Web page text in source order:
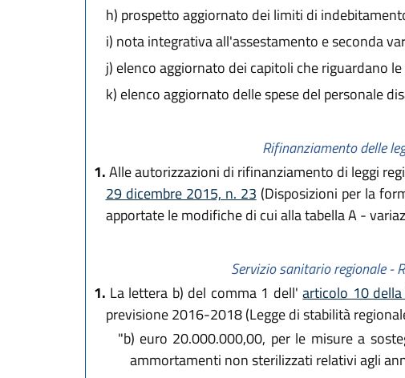
h) prospetto aggiornato dei limiti di
i) nota integrativa all'assestamento e seconda
j) elenco aggiornato dei capitoli che riguardano
k) elenco aggiornato delle spese del personale
Rifinanziamento delle
1.Alle autorizzazioni di rifinanziamento di leggi
29 dicembre 2015, n. 23 (Disposizioni per la
apportate le modifiche di cui alla tabella A -
Servizio sanitario regionale -
1. La lettera b) del comma 1 dell'articolo 10
previsione 2016-2018 (Legge di stabilità
"b) euro 20.000.000,00, per le misure a
ammortamenti non sterilizzati relativi agli